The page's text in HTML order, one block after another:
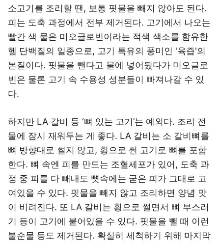
소고기를 조리할 땐, 보통 핏물을 빼지 않아도 된다.
피는 도축 과정에서 전부 제거된다. 고기에서 나오는
빨간 색 물은 미오글로빈이라는 적색 색소를 함유한
헴 단백질의 일종으로, 고기 특유의 풍미인 '육즙'의
본질이다. 핏물을 뺀다고 물에 넣어뒀다가 미오글로
빈은 물론 고기 속 수용성 성분들이 빠져나갈 수 있
다.
하지만 LA 갈비 등 ‘뼈 있는 고기’는 예외다. 조리 전
물에 잠시 재워두는 게 좋다. LA 갈비는 소 갈비뼈를
뼈 방향대로 썰지 않고, 횡으로 썬 고기로 뼈를 포함
한다. 뼈 속엔 피를 만드는 조혈세포가 있어, 도축 과
정 중 피를 다 빼내도 뼛속에는 굳은 피가 그대로 고
여있을 수 있다. 핏물을 빼지 않고 조리하면 양념 맛
이 비려진다. 또 LA 갈비는 횡으로 썰면서 뼈 부스러
기 등이 고기에 붙어있을 수 있다. 핏물을 뺄 때 이런
불순물 등도 제거된다. 확실히 세척하기 위해 마지막